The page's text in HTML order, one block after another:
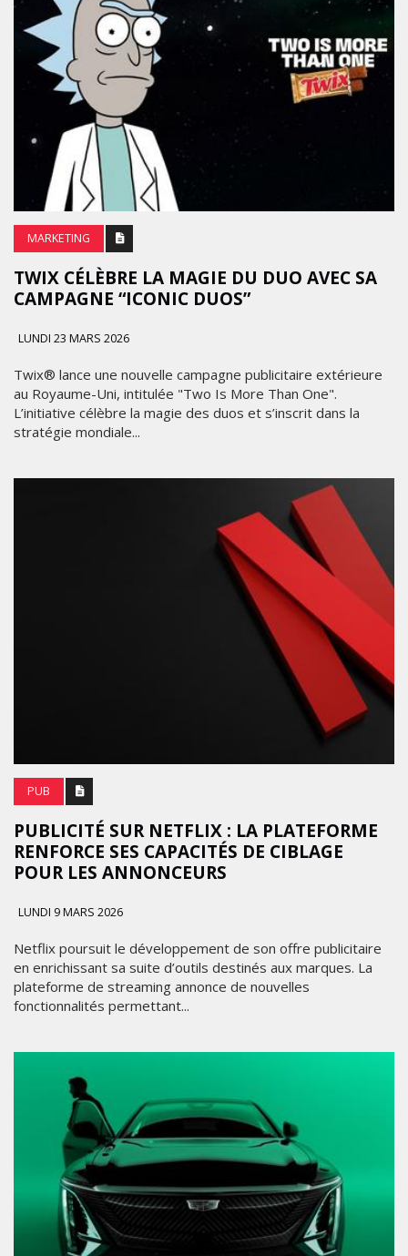
MARKETING
TWIX CÉLÈBRE LA MAGIE DU DUO AVEC SA
CAMPAGNE “ICONIC DUOS”
LUNDI 23 MARS 2026
Twix® lance une nouvelle campagne publicitaire extérieure
au Royaume-Uni, intitulée "Two Is More Than One".
L’initiative célèbre la magie des duos et s’inscrit dans la
stratégie mondiale...
PUB
PUBLICITÉ SUR NETFLIX : LA PLATEFORME
RENFORCE SES CAPACITÉS DE CIBLAGE
POUR LES ANNONCEURS
LUNDI 9 MARS 2026
Netflix poursuit le développement de son offre publicitaire
en enrichissant sa suite d’outils destinés aux marques. La
plateforme de streaming annonce de nouvelles
fonctionnalités permettant...